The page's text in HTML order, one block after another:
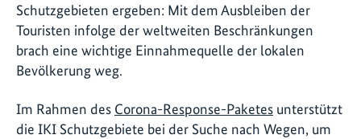
Schutzgebieten ergeben: Mit dem Ausbleiben der
Touristen infolge der weltweiten Beschränkungen
brach eine wichtige Einnahmequelle der lokalen
Bevölkerung weg.
Im Rahmen des Corona-Response-Paketes unterstützt
die IKI Schutzgebiete bei der Suche nach Wegen, um